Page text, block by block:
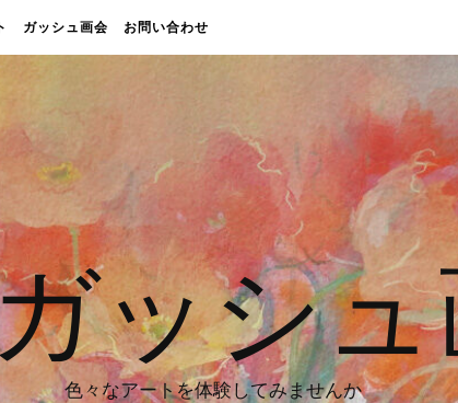
ガッシュ画会 お問い合わせ
ッシュ
色々なアートを体験してみませんか